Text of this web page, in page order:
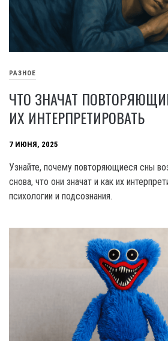
РАЗНОЕ
ЧТО ЗНАЧАТ
ИХ ИНТЕРПРЕТИРОВАТЬ
7 ИЮНЯ, 2025
Узнайте, почему повторяющиеся сны
снова, что они значат и как их
психологии и подсознания.